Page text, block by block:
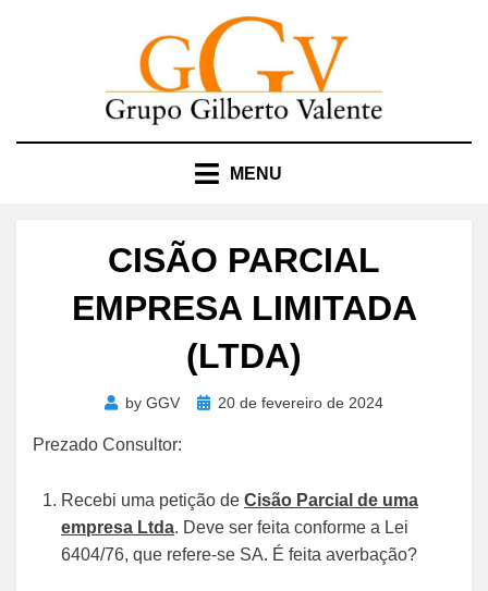
MENU
CISÃO PARCIAL
EMPRESA LIMITADA
(LTDA)
by GGV
Posted20 de fevereiro de 2024
Prezado Consultor:
Recebi uma petição de Cisão Parcial de uma
empresa Ltda. Deve ser feita conforme a Lei
6404/76, que refere-se SA. É feita averbação?